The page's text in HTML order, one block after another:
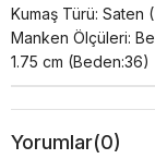
Kumaş Türü: Saten
Manken Ölçüleri:
1.75 cm (Beden:36)
Yorumlar(0)